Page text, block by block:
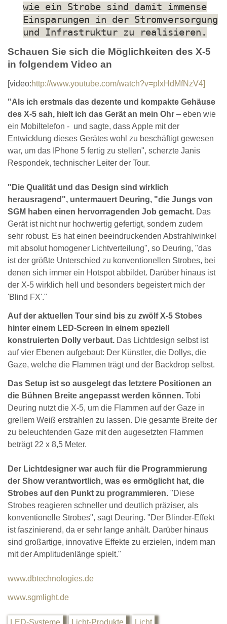
wie ein Strobe sind damit immense
Einsparungen in der Stromversorgung
und Infrastruktur zu realisieren.
Schauen Sie sich die Möglichkeiten des X-5
in folgendem Video an
[video:http://www.youtube.com/watch?v=plxHdMfNzV4]
"Als ich erstmals das dezente und kompakte Gehäuse
des X-5 sah, hielt ich das Gerät an mein Ohr – eben wie
ein Mobiltelefon - und sagte, dass Apple mit der
Entwicklung dieses Gerätes wohl zu beschäftigt gewesen
war, um das IPhone 5 fertig zu stellen", scherzte Janis
Respondek, technischer Leiter der Tour.
"Die Qualität und das Design sind wirklich
herausragend", untermauert Deuring, "die Jungs von
SGM haben einen hervorragenden Job gemacht. Das
Gerät ist nicht nur hochwertig gefertigt, sondern zudem
sehr robust. Es hat einen beeindruckenden Abstrahlwinkel
mit absolut homogener Lichtverteilung", so Deuring, "das
ist der größte Unterschied zu konventionellen Strobes, bei
denen sich immer ein Hotspot abbildet. Darüber hinaus ist
der X-5 wirklich hell und besonders begeistert mich der
'Blind FX'."
Auf der aktuellen Tour sind bis zu zwölf X-5 Stobes
hinter einem LED-Screen in einem speziell
konstruierten Dolly verbaut. Das Lichtdesign selbst ist
auf vier Ebenen aufgebaut: Der Künstler, die Dollys, die
Gaze, welche die Flammen trägt und der Backdrop selbst.
Das Setup ist so ausgelegt das letztere Positionen an
die Bühnen Breite angepasst werden können. Tobi
Deuring nutzt die X-5, um die Flammen auf der Gaze in
grellem Weiß erstrahlen zu lassen. Die gesamte Breite der
zu beleuchtenden Gaze mit den augesetzten Flammen
beträgt 22 x 8,5 Meter.
Der Lichtdesigner war auch für die Programmierung
der Show verantwortlich, was es ermöglicht hat, die
Strobes auf den Punkt zu programmieren. "Diese
Strobes reagieren schneller und deutlich präziser, als
konventionelle Strobes", sagt Deuring. "Der Blinder-Effekt
ist faszinierend, da er sehr lange anhält. Darüber hinaus
sind großartige, innovative Effekte zu erzielen, indem man
mit der Amplitudenlänge spielt."
www.dbtechnologies.de
www.sgmlight.de
LED-Systeme Licht-Produkte Licht